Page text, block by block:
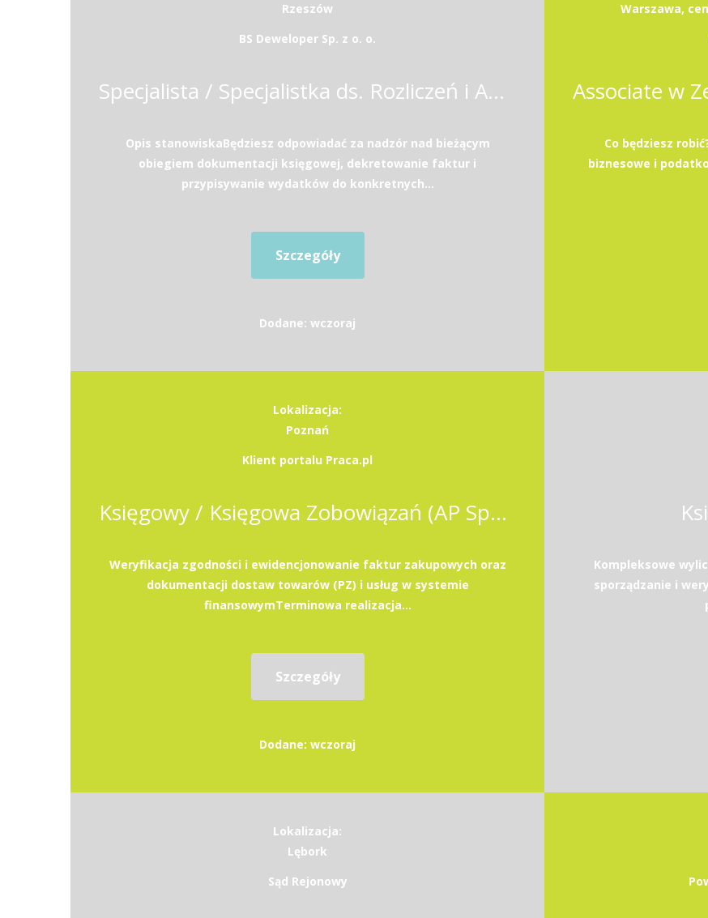
Rzeszów
BS Deweloper Sp. z o. o.
Specjalista / Specjalistka ds. Rozliczeń i Analiz Finansowych
Opis stanowiskaBędziesz odpowiadać za nadzór nad bieżącym
obiegiem dokumentacji księgowej, dekretowanie faktur i
przypisywanie wydatków do konkretnych...
Szczegóły
Dodane: wczoraj
Warszawa,
Co będziesz
biznesowe i
Lokalizacja:
Poznań
Klient portalu Praca.pl
Księgowy / Księgowa Zobowiązań (AP Specialist)
Weryfikacja zgodności i ewidencjonowanie faktur zakupowych oraz
dokumentacji dostaw towarów (PZ) i usług w systemie
finansowymTerminowa realizacja...
Szczegóły
Dodane: wczoraj
Kompleksowe
sporządzanie i
Lokalizacja:
Lębork
Sąd Rejonowy